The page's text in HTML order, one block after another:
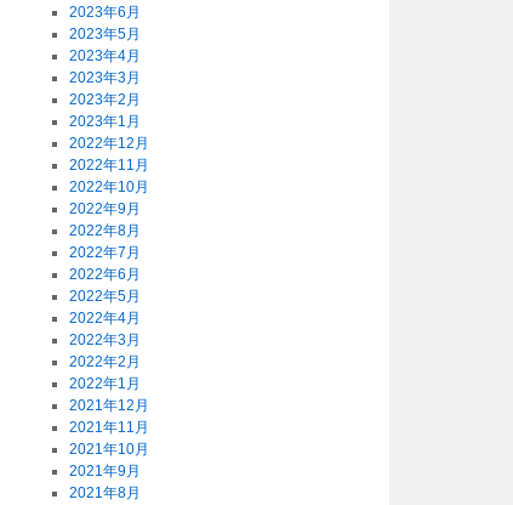
2023年6月
2023年5月
2023年4月
2023年3月
2023年2月
2023年1月
2022年12月
2022年11月
2022年10月
2022年9月
2022年8月
2022年7月
2022年6月
2022年5月
2022年4月
2022年3月
2022年2月
2022年1月
2021年12月
2021年11月
2021年10月
2021年9月
2021年8月